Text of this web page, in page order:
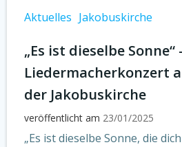
Aktuelles Jakobuskirche
„Es ist dieselbe Sonne“
Liedermacherkonzert
der Jakobuskirche
veröffentlicht am 23/01/2025
„Es ist dieselbe Sonne, die